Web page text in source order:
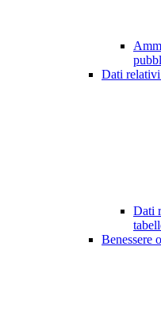
Dati
Dati
Benessere